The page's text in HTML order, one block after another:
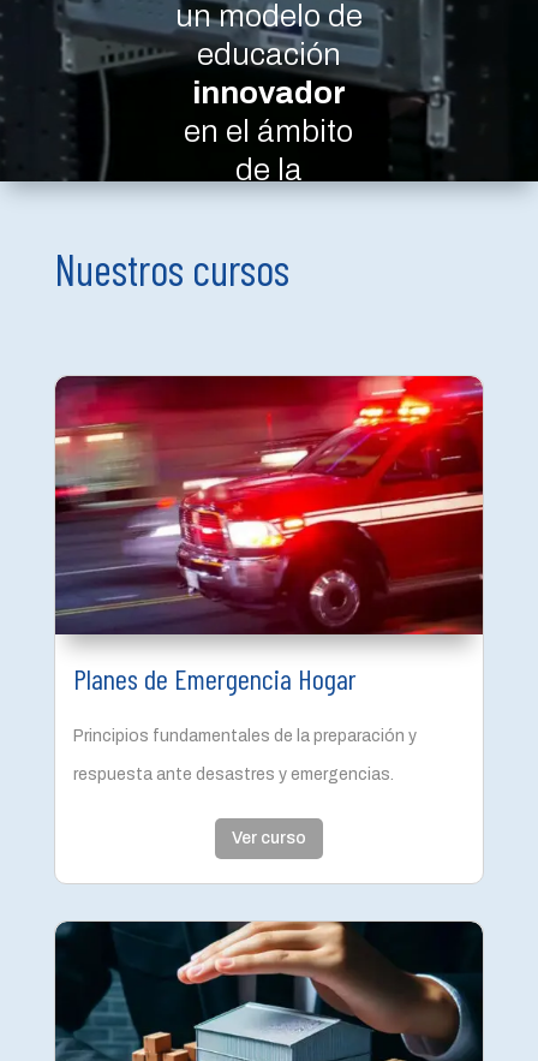
un modelo de
educación
innovador
en el ámbito
de la
do
asegurando
flexibilidad,
autonomía y
eficienciaen
el
aprendizaje.
Nuestros cursos
Planes de Emergencia Hogar
Principios fundamentales de la preparación y
respuesta ante desastres y emergencias.
Ver curso